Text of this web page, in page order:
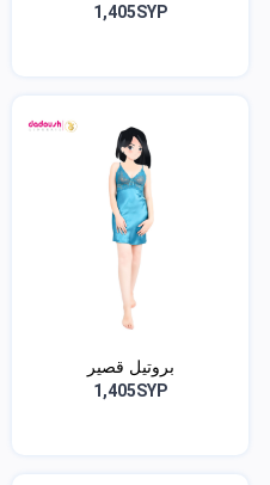
1,405SYP
بروتيل قصير
1,405SYP